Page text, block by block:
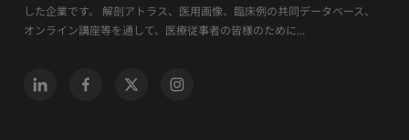
した企業です。 解剖アトラス、医用画像、臨床例の共同データベース、
オンライン講座等を通して、医療従事者の皆様のために...